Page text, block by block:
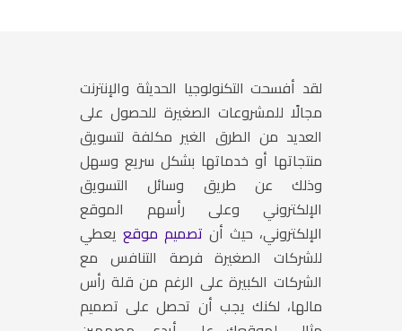
لقد أفسحت التكنولوجيا الحديثة والإنترنت
مجالًا للمشروعات الصغيرة للحصول على
العديد من الطرق الغير مكلفة لتسويق
منتجاتها أو خدماتها بشكل سريع وسهل
وذلك عن طريق وسائل التسويق
الإلكتروني وعلى رأسهم الموقع
الإلكتروني، حيث أن تصميم موقع يعطي
للشركات الصغيرة فرصة التنافس مع
الشركات الكبيرة على الرغم من قلة رأس
مالها، لكنك يجب أن تحصل على تصميم